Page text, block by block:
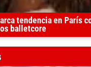
tendencia en París
balletcore